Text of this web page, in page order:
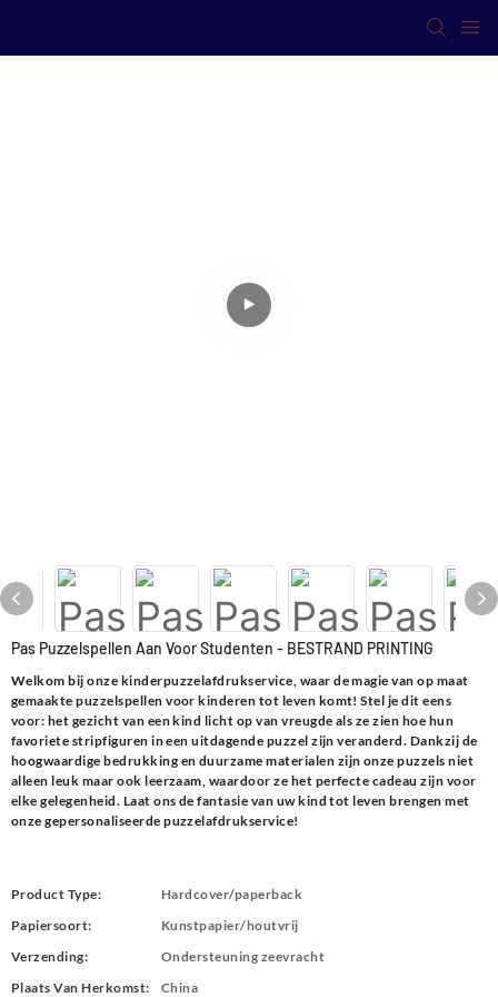
Pas Puzzelspellen Aan Voor Studenten - BESTRAND PRINTING
Welkom bij onze kinderpuzzelafdrukservice, waar de magie van op maat
gemaakte puzzelspellen voor kinderen tot leven komt! Stel je dit eens
voor: het gezicht van een kind licht op van vreugde als ze zien hoe hun
favoriete stripfiguren in een uitdagende puzzel zijn veranderd. Dankzij de
hoogwaardige bedrukking en duurzame materialen zijn onze puzzels niet
alleen leuk maar ook leerzaam, waardoor ze het perfecte cadeau zijn voor
elke gelegenheid. Laat ons de fantasie van uw kind tot leven brengen met
onze gepersonaliseerde puzzelafdrukservice!
Product Type:
Hardcover/paperback
Papiersoort:
Kunstpapier/houtvrij
Verzending:
Ondersteuning zeevracht
Plaats Van Herkomst:
China